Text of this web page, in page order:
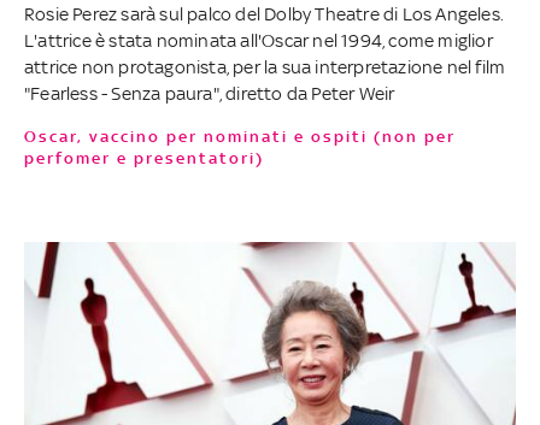
Rosie Perez sarà sul palco del Dolby Theatre di Los Angeles.
L'attrice è stata nominata all'Oscar nel 1994, come miglior
attrice non protagonista, per la sua interpretazione nel film
"Fearless - Senza paura", diretto da Peter Weir
Oscar, vaccino per nominati e ospiti (non per
perfomer e presentatori)